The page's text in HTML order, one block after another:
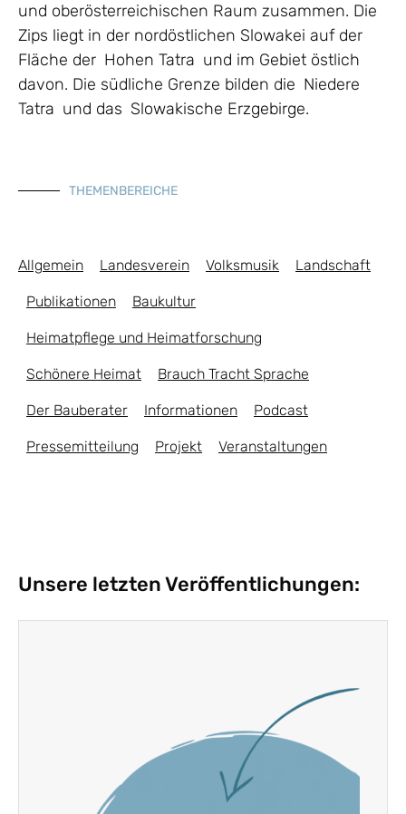
und oberösterreichischen Raum zusammen. Die
Zips liegt in der nordöstlichen Slowakei auf der
Fläche der Hohen Tatra und im Gebiet östlich
davon. Die südliche Grenze bilden die Niedere
Tatra und das Slowakische Erzgebirge.
THEMENBEREICHE
Allgemein Landesverein Volksmusik Landschaft
Publikationen Baukultur
Heimatpflege und Heimatforschung
Schönere Heimat Brauch Tracht Sprache
Der Bauberater Informationen Podcast
Pressemitteilung Projekt Veranstaltungen
Unsere letzten Veröffentlichungen: